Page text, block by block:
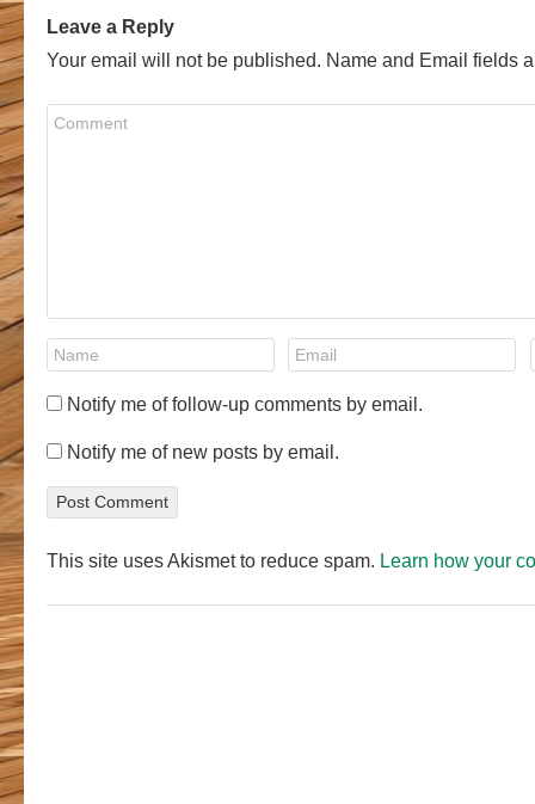
Leave a Reply
Your email will not be published. Name and Email fields
Notify me of follow-up comments by email.
Notify me of new posts by email.
This site uses Akismet to reduce spam. Learn how your